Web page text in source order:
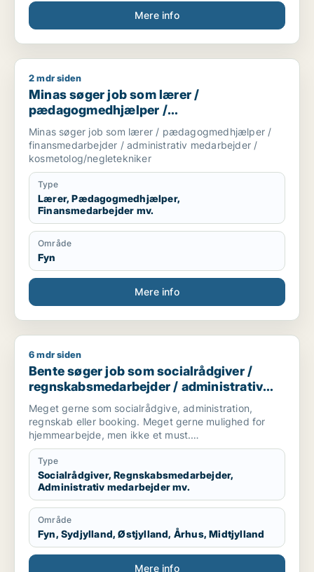
Mere info
Minas søger job som lærer / pædagogmedhjælper /
2 mdr siden
Minas søger job som lærer /
pædagogmedhjælper /
finansmedarbejder / administrativ
medarbejder / kosmetolog/negletekniker
Minas søger job som lærer / pædagogmedhjælper /
finansmedarbejder / administrativ medarbejder /
kosmetolog/negletekniker
Type
Lærer, Pædagogmedhjælper,
Finansmedarbejder mv.
Område
Fyn
Mere info
Bente søger job som socialrådgiver /
6 mdr siden
Bente søger job som socialrådgiver /
regnskabsmedarbejder / administrativ
medarbejder / kontorassistent
Meget gerne som socialrådgive, administration,
regnskab eller booking. Meget gerne mulighed for
hjemmearbejde, men ikke et must.
Sekretær for studerende
Type
Socialrådgiver, Regnskabsmedarbejder,
Administrativ medarbejder mv.
Område
Fyn, Sydjylland, Østjylland, Århus, Midtjylland
Mere info